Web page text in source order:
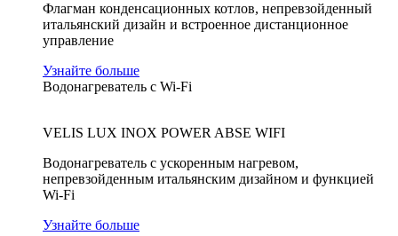
Флагман конденсационных котлов, непревзойденный
итальянский дизайн и встроенное дистанционное
управление
Узнайте больше
Водонагреватель с Wi-Fi
VELIS LUX INOX POWER ABSE WIFI
Водонагреватель с ускоренным нагревом,
непревзойденным итальянским дизайном и функцией
Wi-Fi
Узнайте больше